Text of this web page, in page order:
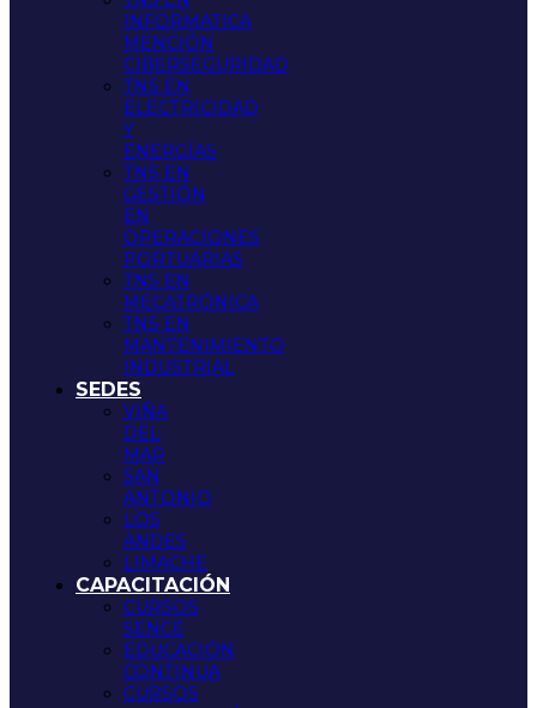
INFORMATICA
MENCIÓN
CIBERSEGURIDAD
TNS EN
ELECTRICIDAD
Y
ENERGÍAS
TNS EN
GESTIÓN
EN
OPERACIONES
PORTUARIAS
TNS EN
MECATRÓNICA
TNS EN
MANTENIMIENTO
INDUSTRIAL
SEDES
VIÑA
DEL
MAR
SAN
ANTONIO
LOS
ANDES
LIMACHE
CAPACITACIÓN
CURSOS
SENCE
EDUCACIÓN
CONTINUA
CURSOS